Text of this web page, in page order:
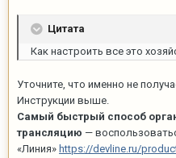
Цитата
Как настроить все это
Уточните, что именно не
Инструкции выше.
Самый быстрый способ
трансляцию —
«Линия» https://devline.ru/